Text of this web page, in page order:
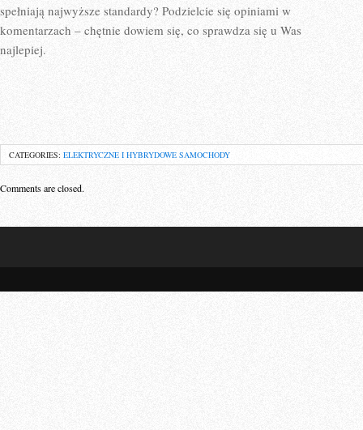
spełniają najwyższe standardy? Podzielcie się opiniami w
komentarzach – chętnie dowiem się, co sprawdza się u Was
najlepiej.
CATEGORIES: ELEKTRYCZNE I HYBRYDOWE SAMOCHODY
Comments are closed.